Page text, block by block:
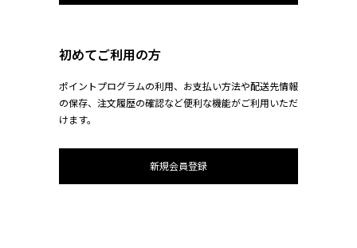
初めてご利用の方
ポイントプログラムの利用、お支払い方法や配送先情報
の保存、注文履歴の確認など便利な機能がご利用いただ
けます。
新規会員登録